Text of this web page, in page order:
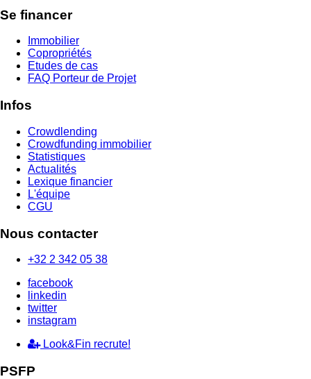
Se financer
Immobilier
Copropriétés
Etudes de cas
FAQ Porteur de Projet
Infos
Crowdlending
Crowdfunding immobilier
Statistiques
Actualités
Lexique financier
L'équipe
CGU
Nous contacter
+32 2 342 05 38
facebook
linkedin
twitter
instagram
Look&Fin recrute!
PSFP